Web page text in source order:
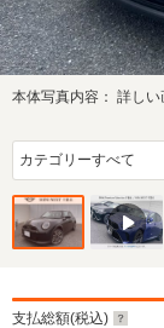
本体写真内容： 詳しい
支払総額(税込)